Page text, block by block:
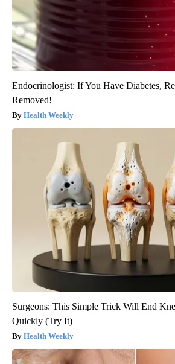
Endocrinologist: If You Have Diabetes,
Removed!
Health Weekly
Surgeons: This Simple Trick Will End
Quickly (Try It)
Health Weekly